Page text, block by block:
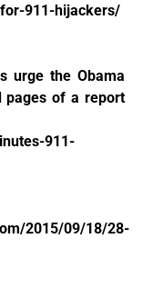
911-hijackers/
urge the Obama
pages of a report
911-
2015/09/18/28-